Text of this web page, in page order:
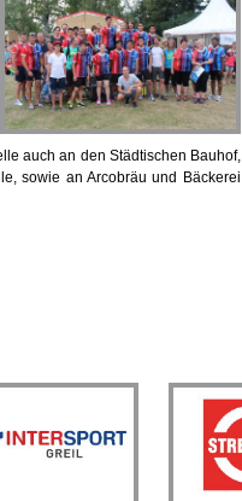
auch an den Städtischen Bauhof,
sowie an Arcobräu und Bäckerei